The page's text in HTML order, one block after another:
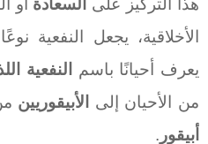
هذا التركيز على
السعادة أو
الأخلاقية، يجعل النفعية
يعرف أحيانًا باسم
النفعية
من الأحيان إلى
الأبيقوريين
أبيقور .